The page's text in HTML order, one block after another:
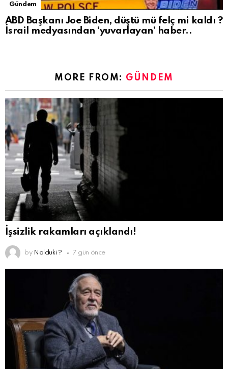
Gündem
ABD Başkanı Joe Biden, düştü mü felç mi kaldı ?
İsrail medyasından ‘yuvarlayan’ haber..
MORE FROM: GÜNDEM
İşsizlik rakamları açıklandı!
by Nolduki ? 7 gün önce